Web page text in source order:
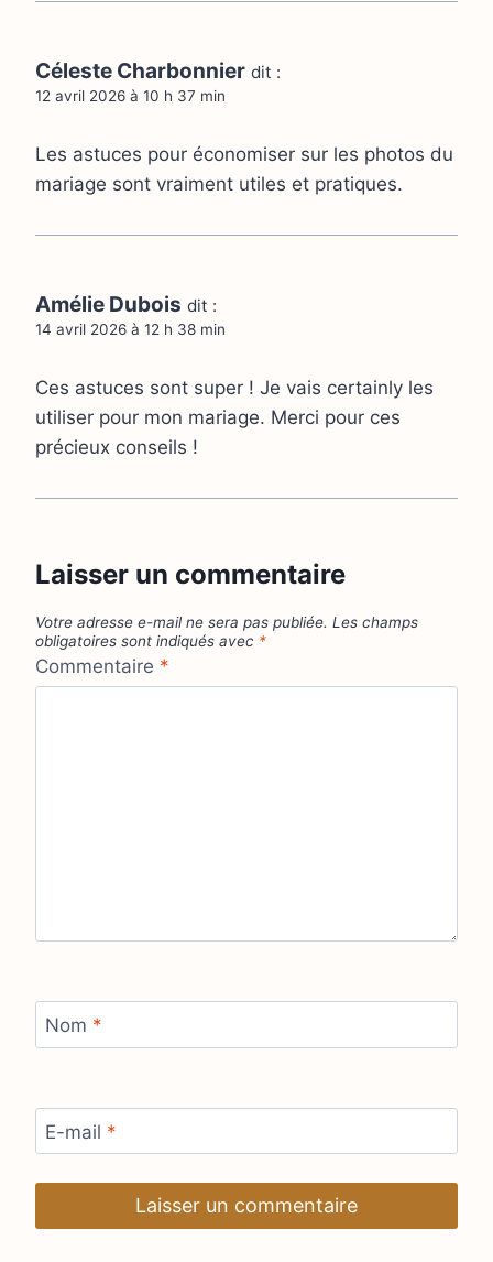
Céleste Charbonnier dit :
12 avril 2026 à 10 h 37 min
Les astuces pour économiser sur les photos du
mariage sont vraiment utiles et pratiques.
Amélie Dubois dit :
14 avril 2026 à 12 h 38 min
Ces astuces sont super ! Je vais certainly les
utiliser pour mon mariage. Merci pour ces
précieux conseils !
Laisser un commentaire
Votre adresse e-mail ne sera pas publiée. Les champs
obligatoires sont indiqués avec *
Commentaire *
Nom *
E-mail *